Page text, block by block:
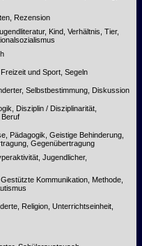
Rezension
Kind, Verhältnis, Tier,
und Sport, Segeln
Selbstbestimmung, Diskussion
Disziplin / Disziplinarität,
Beruf
Pädagogik, Geistige Behinderung,
Gegenübertragung
Jugendlicher,
Kommunikation, Methode,
Religion, Unterrichtseinheit,